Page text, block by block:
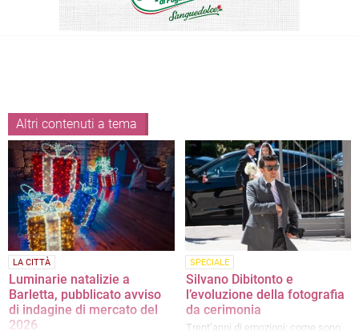
Altri contenuti a tema
LA CITTÀ
Luminarie natalizie a
Barletta, pubblicato avviso
di indagine di mercato del
2026
SPECIALE
Silvano Dibitonto e
l’evoluzione della fotografia
da cerimonia
Trent’anni di emozioni: come sono